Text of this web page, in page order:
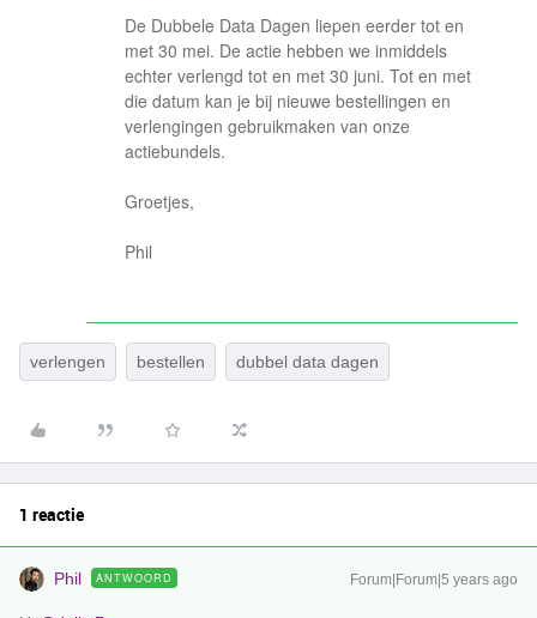
De Dubbele Data Dagen liepen eerder tot en
met 30 mei. De actie hebben we inmiddels
echter verlengd tot en met 30 juni. Tot en met
die datum kan je bij nieuwe bestellingen en
verlengingen gebruikmaken van onze
actiebundels.
Groetjes,
Phil
verlengen bestellen dubbel data dagen
1 reactie
Phil ANTWOORD Forum|Forum|5 years ago